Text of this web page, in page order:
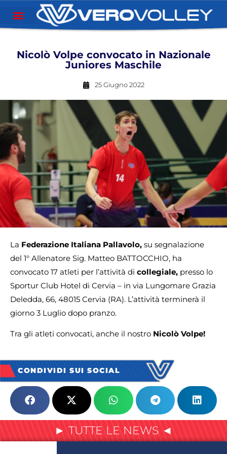
Nicolò Volpe convocato in Nazionale
Juniores Maschile
25 Giugno 2022
La Federazione Italiana Pallavolo, su segnalazione
del 1° Allenatore Sig. Matteo BATTOCCHIO, ha
convocato 17 atleti per l’attività di collegiale, presso lo
Sportur Club Hotel di Cervia – in via Lungomare Grazia
Deledda, 66, 48015 Cervia (RA). L’attività terminerà il
giorno 3 Luglio dopo pranzo.
Tra gli atleti convocati, anche il nostro Nicolò Volpe!
CONDIVIDI SUI SOCIAL
► TUTTE LE NEWS ◄